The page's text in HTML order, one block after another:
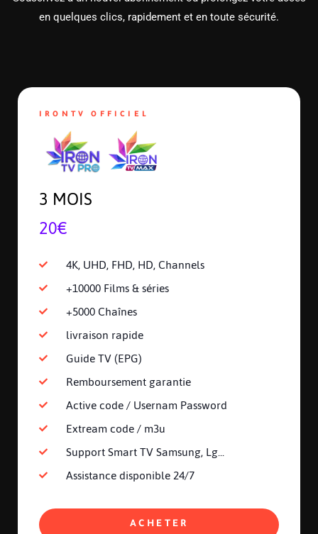
en quelques clics, rapidement et en toute sécurité.
IRONTV OFFICIEL
3 MOIS
20€
4K, UHD, FHD, HD, Channels
+10000 Films & séries
+5000 Chaînes
livraison rapide
Guide TV (EPG)
Remboursement garantie
Active code / Usernam Password
Extream code / m3u
Support Smart TV Samsung, Lg...
Assistance disponible 24/7
ACHETER